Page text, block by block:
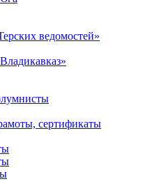
ведомостей»
сертификаты